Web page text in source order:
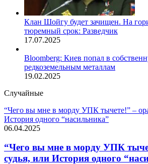
Клан Шойгу будет зачищен. На
тюремный срок: Разведчик
17.07.2025
Bloomberg: Киев попал в
редкоземельным металлам
19.02.2025
Случайные
“Чего вы мне в морду УПК тычете!” –
История одного “насильника”
06.04.2025
“Чего вы мне в морду УПК
судья, или История одного